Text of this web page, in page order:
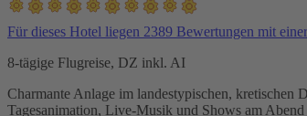
Für dieses Hotel liegen 2389 Bewertungen mit
8-tägige Flugreise, DZ inkl. AI
Charmante Anlage im landestypischen, kretischen
Tagesanimation, Live-Musik und Shows am